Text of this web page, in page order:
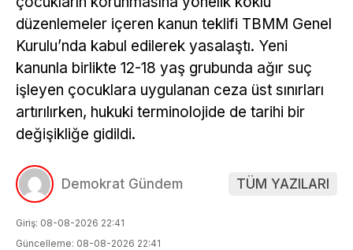
düzenlemeler içeren kanun teklifi TBMM Genel
Kurulu’nda kabul edilerek yasalaştı. Yeni
kanunla birlikte 12-18 yaş grubunda ağır suç
işleyen çocuklara uygulanan ceza üst sınırları
artırılırken, hukuki terminolojide de tarihi bir
değişikliğe gidildi.
Demokrat Gündem TÜM YAZILARI
Giriş: 08-08-2026 22:41
Güncelleme: 08-08-2026 22:41